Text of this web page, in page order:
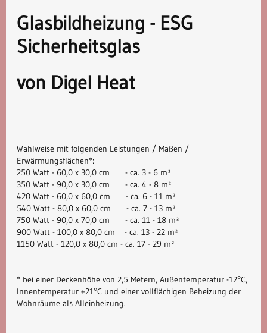
Glasbildheizung - ESG
Sicherheitsglas
von Digel Heat
Wahlweise mit folgenden Leistungen / Maßen /
Erwärmungsflächen*:
250 Watt - 60,0 x 30,0 cm - ca. 3 - 6 m²
350 Watt - 90,0 x 30,0 cm - ca. 4 - 8 m²
420 Watt - 60,0 x 60,0 cm - ca. 6 - 11 m²
540 Watt - 80,0 x 60,0 cm - ca. 7 - 13 m²
750 Watt - 90,0 x 70,0 cm - ca. 11 - 18 m²
900 Watt - 100,0 x 80,0 cm - ca. 13 - 22 m²
1150 Watt - 120,0 x 80,0 cm - ca. 17 - 29 m²
* bei einer Deckenhöhe von 2,5 Metern, Außentemperatur -12°C,
Innentemperatur +21°C und einer vollflächigen Beheizung der
Wohnräume als Alleinheizung.